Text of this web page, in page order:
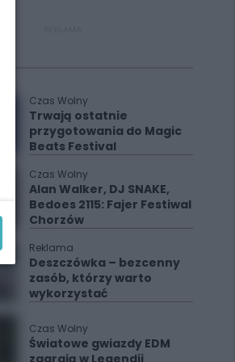
Czas Wolny
Trwają ostatnie
przygotowania do Magic
Beats Festival
Czas Wolny
Alan Walker, DJ SNAKE,
Bedoes 2115: Fajer Festiwal
Chorzów
Reklama
Deszczówka – bezcenny
zasób, którzy warto
wykorzystać
Czas Wolny
Światowe gwiazdy EDM
zagrają w Legendii